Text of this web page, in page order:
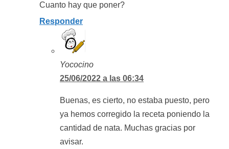
Cuanto hay que poner?
Responder
Yococino
25/06/2022 a las 06:34
Buenas, es cierto, no estaba puesto, pero
ya hemos corregido la receta poniendo la
cantidad de nata. Muchas gracias por
avisar.